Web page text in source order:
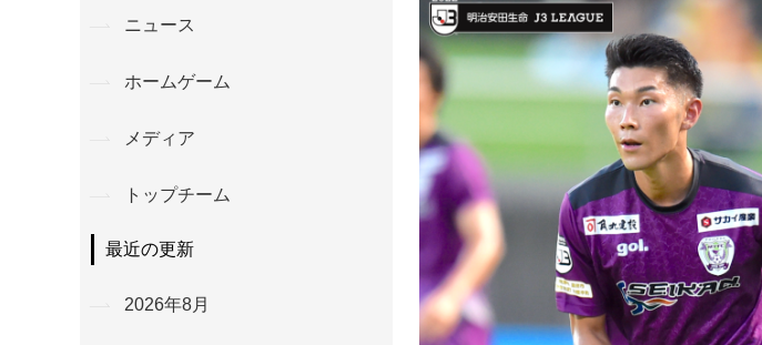
ニュース
ホームゲーム
メディア
トップチーム
最近の更新
2026年8月